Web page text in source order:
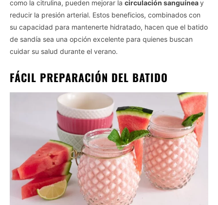
como la citrulina, pueden mejorar la circulación sanguíneay
reducir la presión arterial. Estos beneficios, combinados con
su capacidad para mantenerte hidratado, hacen que el batido
de sandía sea una opción excelente para quienes buscan
cuidar su salud durante el verano.
FÁCIL PREPARACIÓN DEL BATIDO